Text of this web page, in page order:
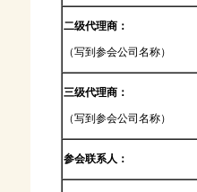
二级代理商：
（写到参会公司名称）
三级代理商：
（写到参会公司名称）
参会联系人：